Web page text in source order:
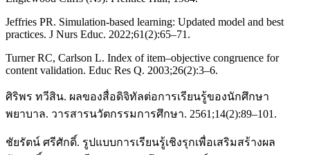
Jeffries PR. Simulation-based learning: Updated model and best
practices. J Nurs Educ. 2022;61(2):65–71.
Turner RC, Carlson L. Index of item–objective congruence for
content validation. Educ Res Q. 2003;26(2):3–6.
ศิริพร ทวีสิน. ผลของสื่อดิจิทัลต่อการเรียนรู้ของนักศึกษา
พยาบาล. วารสารนวัตกรรมการศึกษา. 2561;14(2):89–101.
ชัยรัตน์ ศรีศักดิ์. รูปแบบการเรียนรู้เชิงรุกเพื่อเสริมสร้างผล